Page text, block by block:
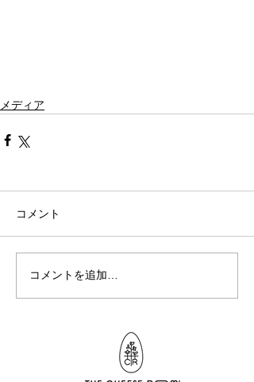
メディア
コメント
コメントを追加…